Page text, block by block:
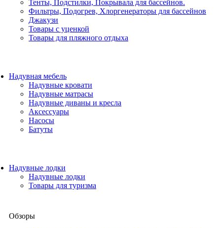
Тенты, Подстилки, Покрывала для бассейнов.
Фильтры, Подогрев, Хлоргенераторы для бассейнов
Джакузи
Товары с уценкой
Товары для пляжного отдыха
Надувная мебель
Надувные кровати
Надувные матрасы
Надувные диваны и кресла
Аксессуары
Насосы
Батуты
Надувные лодки
Надувные лодки
Товары для туризма
Обзоры